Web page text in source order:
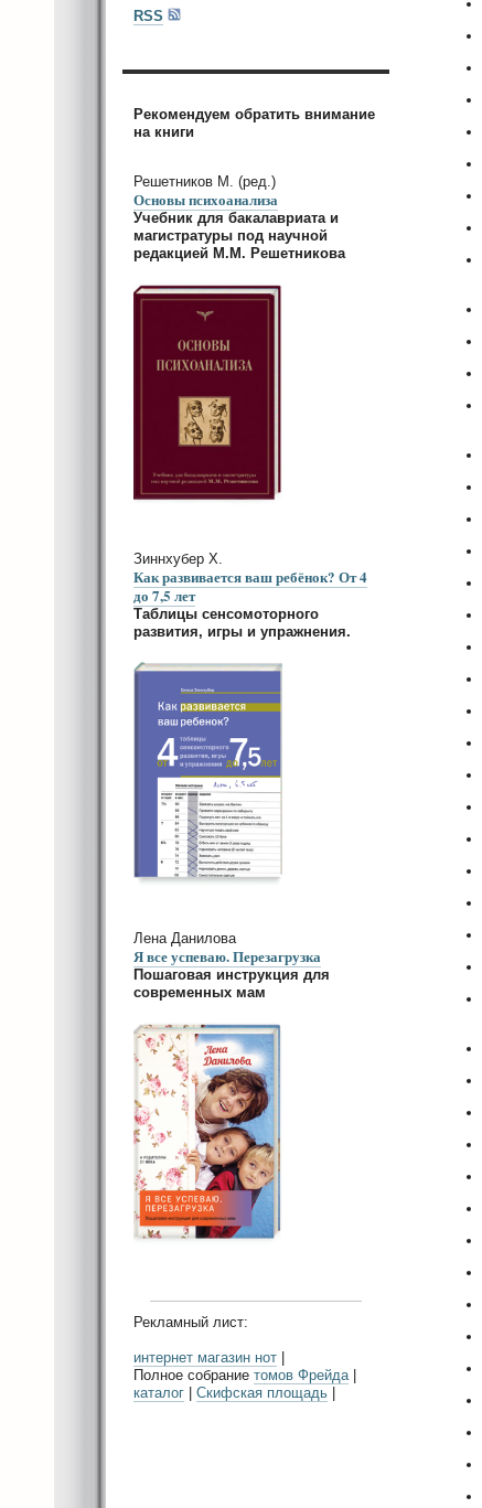
RSS
Рекомендуем обратить внимание
на книги
Решетников М. (ред.)
Основы психоанализа
Учебник для бакалавриата и
магистратуры под научной
редакцией М.М. Решетникова
Зиннхубер Х.
Как развивается ваш ребёнок? От 4
до 7,5 лет
Таблицы сенсомоторного
развития, игры и упражнения.
Лена Данилова
Я все успеваю. Перезагрузка
Пошаговая инструкция для
современных мам
Рекламный лист:
интернет магазин нот
Полное собрание томов Фрейда|
каталог
Скифская площадь